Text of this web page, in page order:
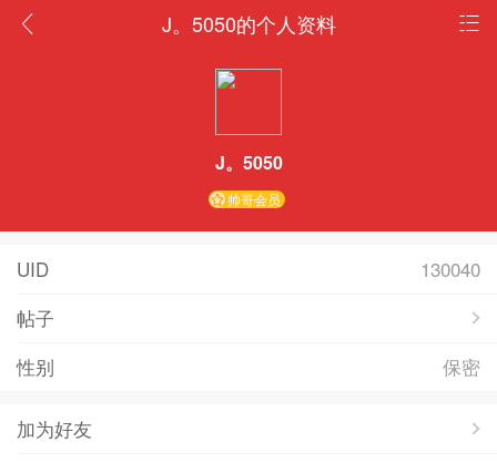
J。5050的个人资料
J。5050
帅哥会员
UID
130040
帖子
性别
保密
加为好友